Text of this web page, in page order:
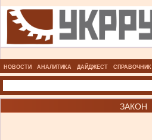
НОВОСТИ АНАЛИТИКА ДАЙДЖЕСТ СПРАВОЧНИК
ЗАКОН